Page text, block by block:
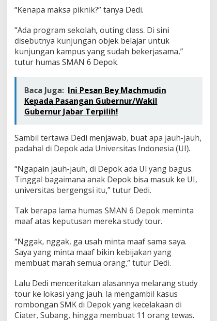
a
f
“Kenapa maksa piknik?” tanya Dedi.
“Ada program sekolah, outing class. Di sini
disebutnya kunjungan objek belajar untuk
kunjungan kampus yang sudah bekerjasama,”
tutur humas SMAN 6 Depok.
Baca Juga: Ini Pesan Bey Machmudin
Kepada Pasangan Gubernur/Wakil
Gubernur Jabar Terpilih!
Sambil tertawa Dedi menjawab, buat apa jauh-jauh,
padahal di Depok ada Universitas Indonesia (UI).
“Ngapain jauh-jauh, di Depok ada Ul yang bagus.
Tinggal bagaimana anak Depok bisa masuk ke UI,
universitas bergengsi itu,” tutur Dedi.
Tak berapa lama humas SMAN 6 Depok meminta
maaf atas keputusan mereka study tour.
“Nggak, nggak, ga usah minta maaf sama saya.
Saya yang minta maaf bikin kebijakan yang
membuat marah semua orang,” tutur Dedi.
Lalu Dedi menceritakan alasannya melarang study
tour ke lokasi yang jauh. la mengambil kasus
rombongan SMK di Depok yang kecelakaan di
Ciater, Subang, hingga membuat 11 orang tewas.